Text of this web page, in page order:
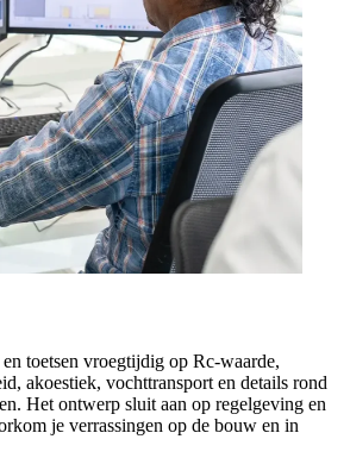
toetsen vroegtijdig op Rc-waarde,
akoestiek, vochttransport en details rond
Het ontwerp sluit aan op regelgeving en
je verrassingen op de bouw en in